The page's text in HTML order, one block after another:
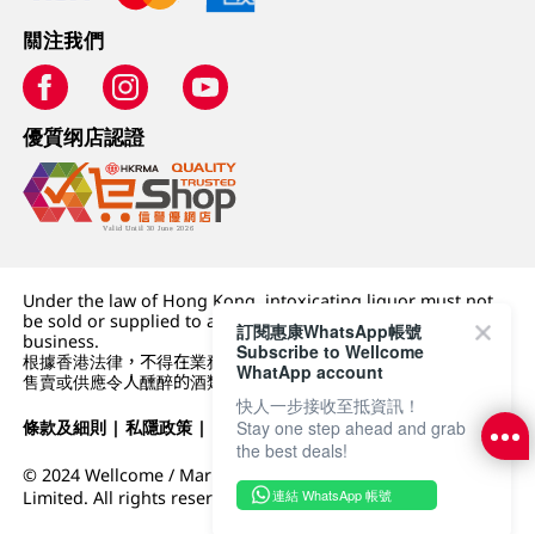
關注我們
優質纲店認證
Under the law of Hong Kong, intoxicating liquor must not
be sold or supplied to a minor (under 18) in the course of
business.
根據香港法律，不得在業務過程中，向未成年人 (18 歲以下人士)
售賣或供應令人醺醉的酒類。
條款及細則 |私隱政策 | DFI零售集團
© 2024 Wellcome / Market Place. The Dairy Farm Company
Limited. All rights reserved.
訂閱惠康WhatsApp帳號
Subscribe to Wellcome
WhatApp account
快人一步接收至抵資訊！
Stay one step ahead and grab
the best deals!
連結 WhatsApp 帳號